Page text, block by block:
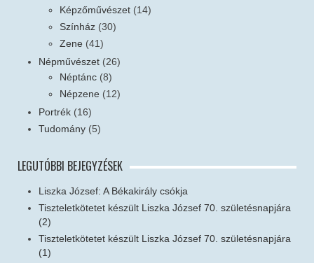
Képzőművészet (14)
Színház (30)
Zene (41)
Népművészet (26)
Néptánc (8)
Népzene (12)
Portrék (16)
Tudomány (5)
LEGUTÓBBI BEJEGYZÉSEK
Liszka József: A Békakirály csókja
Tiszteletkötetet készült Liszka József 70. születésnapjára
(2)
Tiszteletkötetet készült Liszka József 70. születésnapjára
(1)